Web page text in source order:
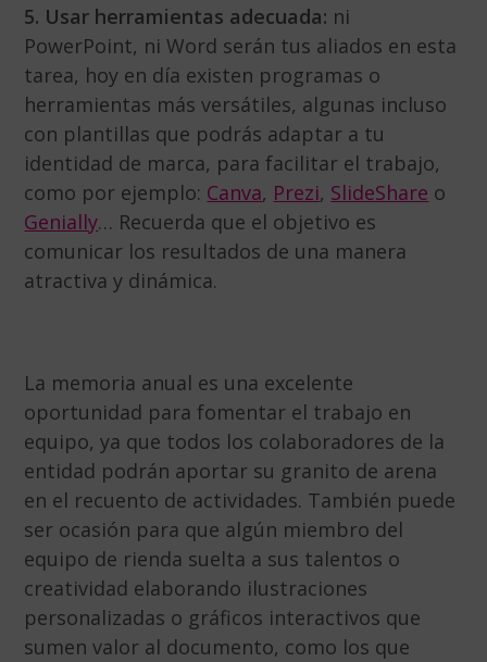
5. Usar herramientas adecuada: ni
PowerPoint, ni Word serán tus aliados en esta
tarea, hoy en día existen programas o
herramientas más versátiles, algunas incluso
con plantillas que podrás adaptar a tu
identidad de marca, para facilitar el trabajo,
como por ejemplo: Canva, Prezi, SlideShare o
Genially… Recuerda que el objetivo es
comunicar los resultados de una manera
atractiva y dinámica.
La memoria anual es una excelente
oportunidad para fomentar el trabajo en
equipo, ya que todos los colaboradores de la
entidad podrán aportar su granito de arena
en el recuento de actividades. También puede
ser ocasión para que algún miembro del
equipo de rienda suelta a sus talentos o
creatividad elaborando ilustraciones
personalizadas o gráficos interactivos que
sumen valor al documento, como los que